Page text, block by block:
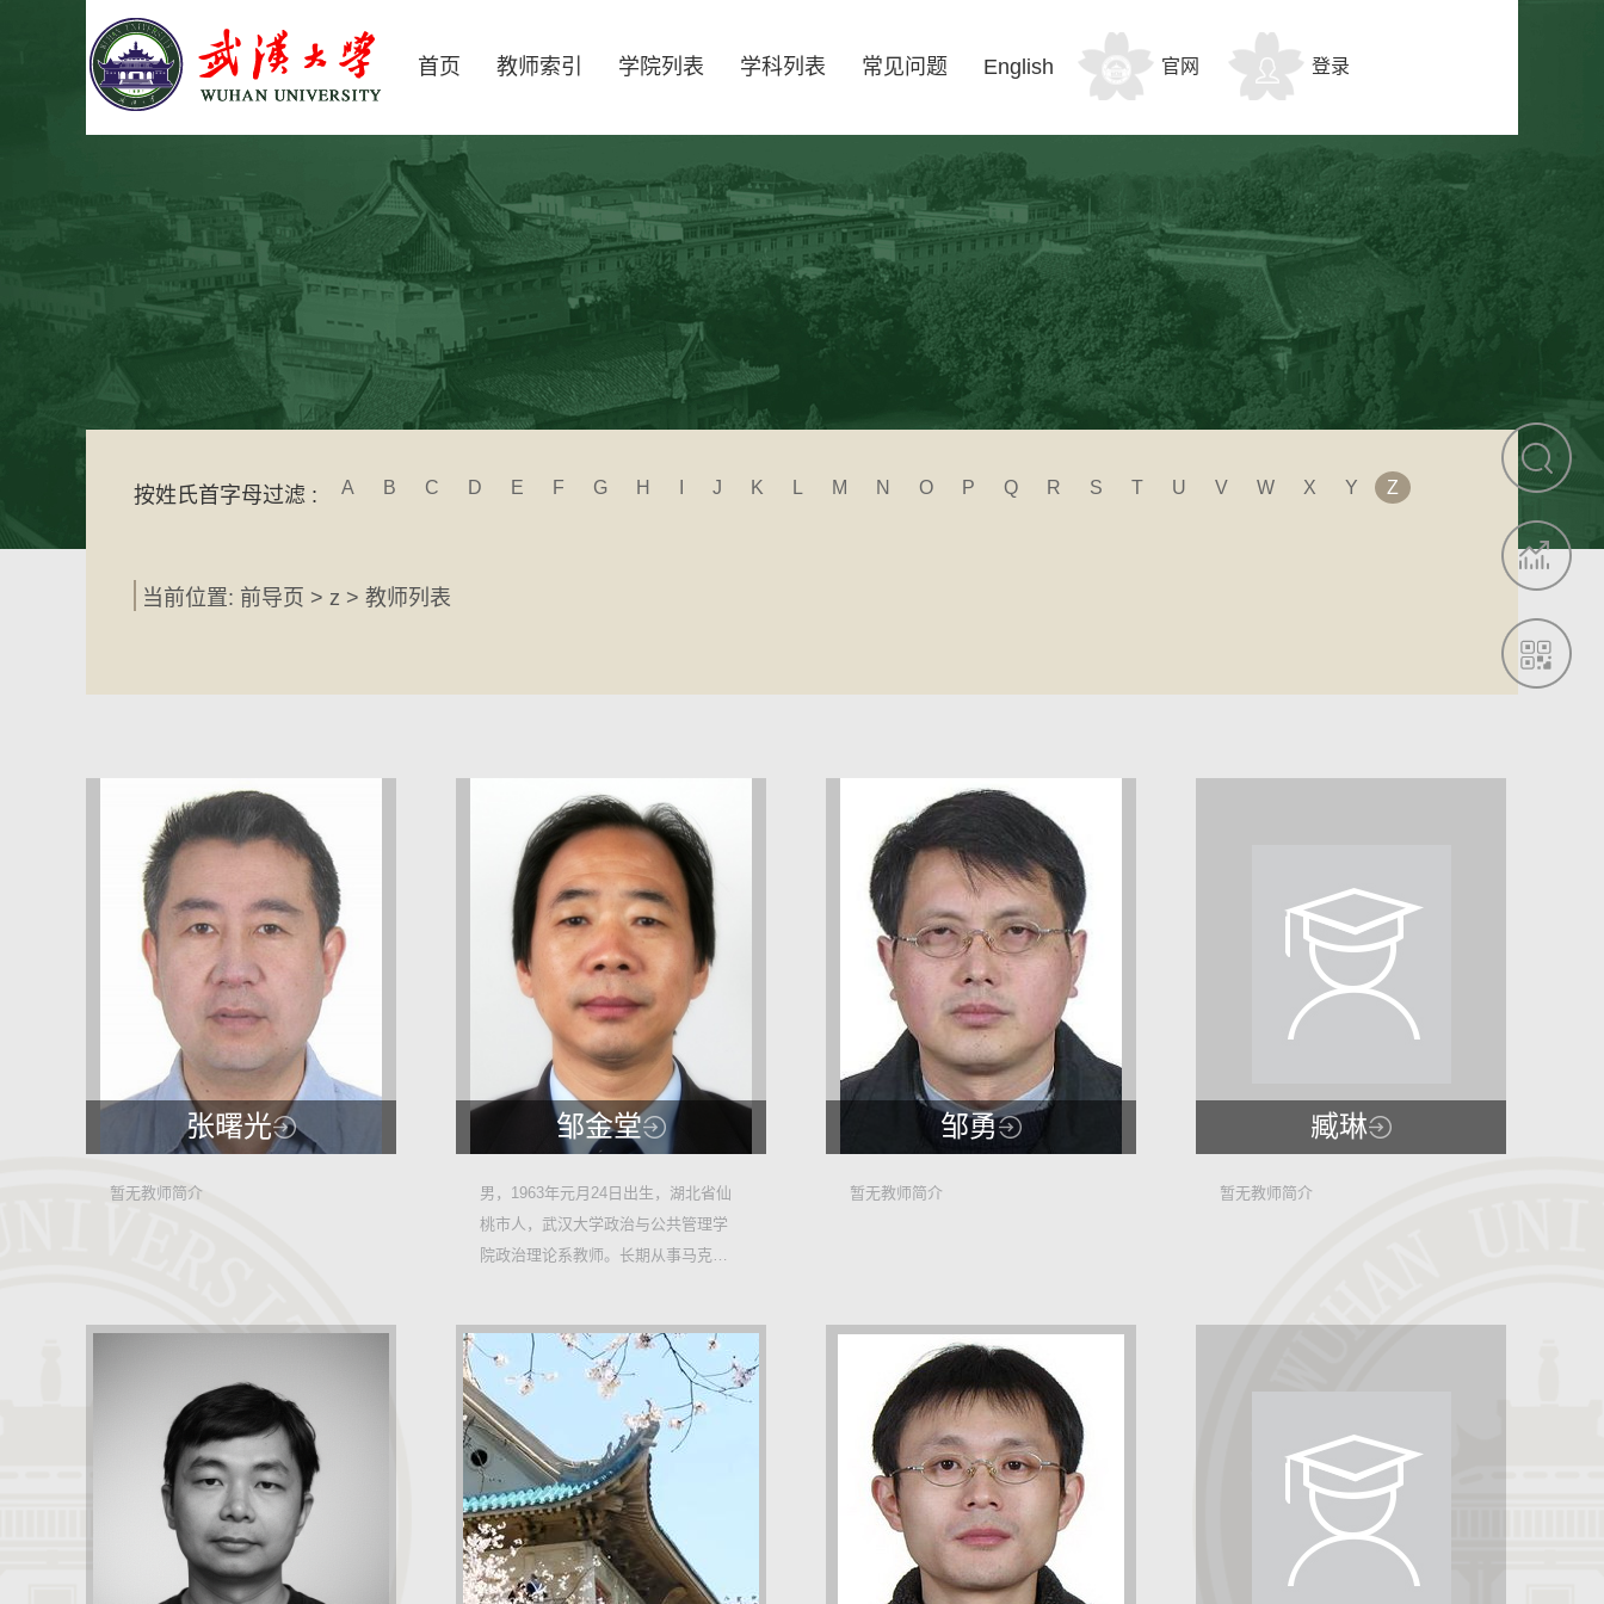
首页 教师索引 学院列表 学科列表 常见问题 English 官网 登录
按姓氏首字母过滤 : A B C D E F G H J K L M N O P Q R S T U V W X Y Z
当前位置: 前导页 > z > 教师列表
张曙光
暂无教师简介
邹金堂
12382
男，1963年元月24日出生，湖北省仙
桃市人，武汉大学政治与公共管理学
院政治理论系教师。长期从事马克思
邹勇
暂无教师简介
臧琳
暂无教师简介